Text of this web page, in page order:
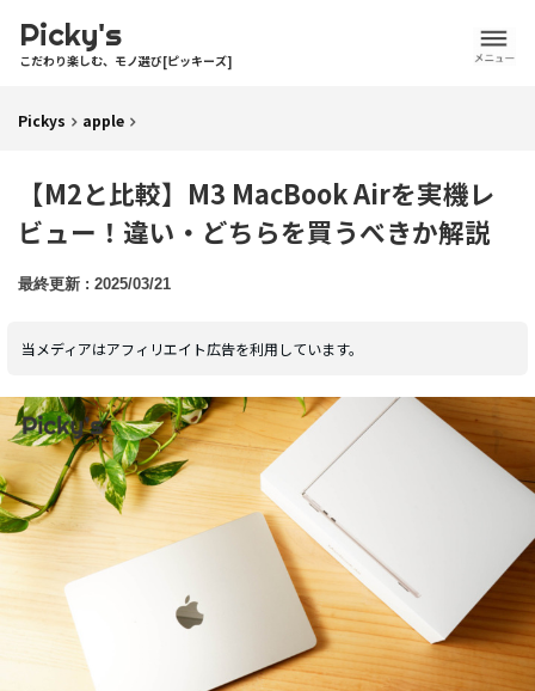
Picky's
こだわり楽しむ、モノ選び[ピッキーズ]
Pickys apple
【M2と比較】M3 MacBook Airを実機レ
ビュー！違い・どちらを買うべきか解説
2025/03/21
当メディアはアフィリエイト広告を利用しています。